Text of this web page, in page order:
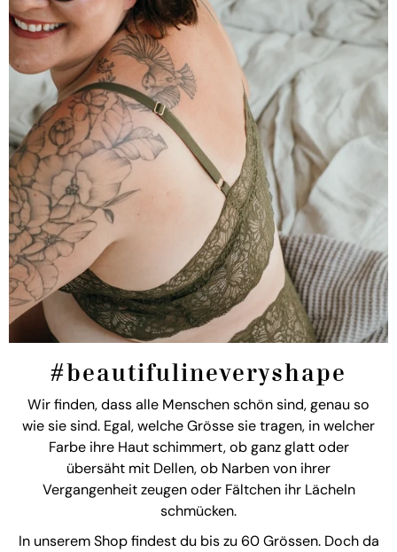
#beautifulineveryshape
Wir finden, dass alle Menschen schön sind, genau so
wie sie sind. Egal, welche Grösse sie tragen, in welcher
Farbe ihre Haut schimmert, ob ganz glatt oder
übersäht mit Dellen, ob Narben von ihrer
Vergangenheit zeugen oder Fältchen ihr Lächeln
schmücken.
In unserem Shop findest du bis zu 60 Grössen. Doch da